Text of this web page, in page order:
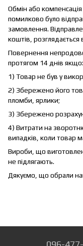
Обмін або
помилково було
замовлення.
коштів, розглядається
Повернення
протягом 14 днів якщо:
1) Товар не був у
2) Збережено його
пломби, ярлики;
3) Збережено
4) Витрати на
випадків, коли товар
Вироби, що
не підлягають.
Дякуємо, що обрали